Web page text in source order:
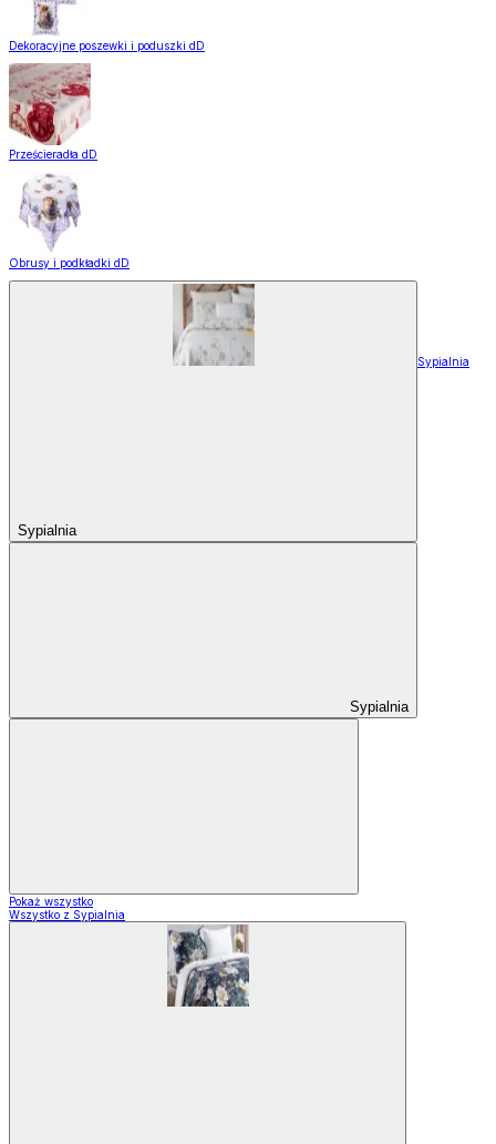
Dekoracyjne poszewki i poduszki dD
Prześcieradła dD
Obrusy i podkładki dD
Sypialnia
Sypialnia
Sypialnia
Pokaż wszystko
Wszystko z Sypialnia